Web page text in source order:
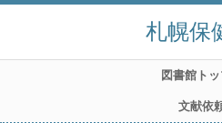
札幌保
図書館ト
文献依